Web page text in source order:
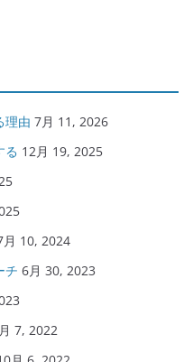
理由 7月 11, 2026
る 12月 19, 2025
月 10, 2024
チ 6月 30, 2023
7, 2022